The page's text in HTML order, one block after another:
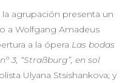
agrupación presenta un
a Wolfgang Amadeus
a la ópera Las bodas
3, “Straßburg”, en sol
Ulyana Stsishankova; y